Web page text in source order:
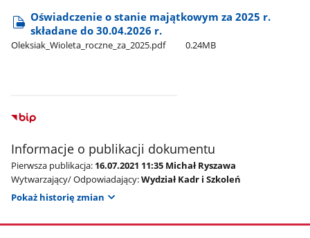
Oświadczenie o stanie majątkowym za 2025 r.
składane do 30.04.2026 r.
Oleksiak​_Wioleta​_roczne​_za​_2025.pdf 0.24MB
Informacje o publikacji dokumentu
Pierwsza publikacja: 16.07.2021 11:35 Michał Ryszawa
Wytwarzający/ Odpowiadający:Wydział Kadr i Szkoleń
Pokaż historię zmian